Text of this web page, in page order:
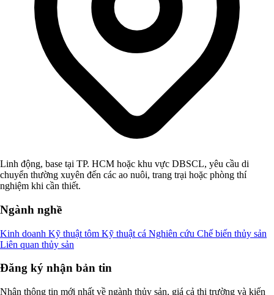
Linh động, base tại TP. HCM hoặc khu vực DBSCL, yêu cầu di
chuyển thường xuyên đến các ao nuôi, trang trại hoặc phòng thí
nghiệm khi cần thiết.
Ngành nghề
Kinh doanh Kỹ thuật tôm Kỹ thuật cá Nghiên cứu Chế biến thủy sản
Liên quan thủy sản
Đăng ký nhận bản tin
Nhận thông tin mới nhất về ngành thủy sản, giá cả thị trường và kiến